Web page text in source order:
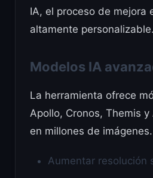
IA, el proceso de mejora
altamente personalizable.
Modelos IA
La herramienta ofrece
Apollo, Cronos, Themis
en millones de
Aumentar resolución